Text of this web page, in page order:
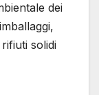
dei
solidi